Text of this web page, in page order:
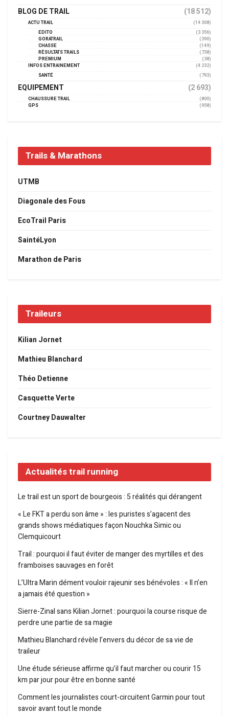
BLOG DE TRAIL (18 512)
ACTU TRAIL
(14 308)
EDITO
(3 356)
GORATRAIL
(390)
CHASSE
(149)
RÉSULTATS TRAILS
(738)
PREMIUM
(38)
INFOS ENTRAINEMENT
(4 232)
SANTÉ
(793)
EQUIPEMENT (2 693)
CHAUSSURE TRAIL
(800)
GPS
(958)
Trails & Marathons
UTMB
Diagonale des Fous
EcoTrail Paris
SaintéLyon
Marathon de Paris
Traileurs
Kilian Jornet
Mathieu Blanchard
Théo Detienne
Casquette Verte
Courtney Dauwalter
Actualités trail running
Le trail est un sport de bourgeois : 5 réalités qui dérangent
« Le FKT a perdu son âme » : les puristes s’agacent des
grands shows médiatiques façon Nouchka Simic ou
Clemquicourt
Trail : pourquoi il faut éviter de manger des myrtilles et des
framboises sauvages en forêt
L’Ultra Marin dément vouloir rajeunir ses bénévoles : « Il n’en
a jamais été question »
Sierre-Zinal sans Kilian Jornet : pourquoi la course risque de
perdre une partie de sa magie
Mathieu Blanchard révèle l’envers du décor de sa vie de
traileur
Une étude sérieuse affirme qu’il faut marcher ou courir 15
km par jour pour être en bonne santé
Comment les journalistes court-circuitent Garmin pour tout
savoir avant tout le monde